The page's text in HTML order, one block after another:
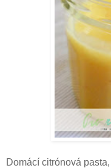
Domácí citrónová